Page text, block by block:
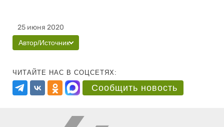
25 июня 2020
Автор/Источник
ЧИТАЙТЕ НАС В СОЦСЕТЯХ:
Сообщить новость